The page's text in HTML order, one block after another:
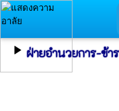
play_arrow ฝ่ายอำนวยการ-ข้า